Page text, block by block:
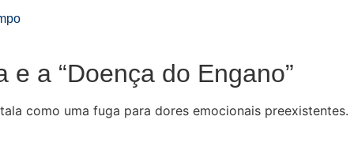
a “Doença do Engano”
como uma fuga para dores emocionais preexistentes.